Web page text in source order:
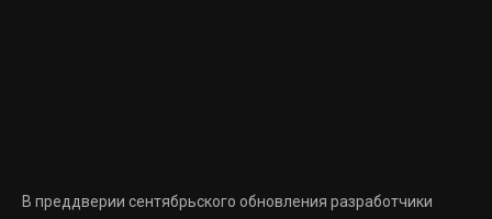
В преддверии сентябрьского обновления разработчики